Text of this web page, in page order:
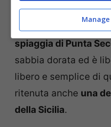
Montalbano e che è il
marinaro
e ne
spiaggia di Punta
sabbia dorata ed è
libero e semplice di
ritenuta anche una
della Sicilia.